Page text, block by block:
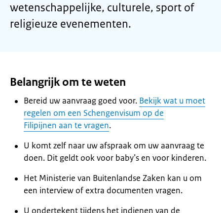
wetenschappelijke, culturele, sport of
religieuze evenementen.
Belangrijk om te weten
Bereid uw aanvraag goed voor. Bekijk wat u moet
regelen om een Schengenvisum op de
Filipijnen aan te vragen.
U komt zelf naar uw afspraak om uw aanvraag te
doen. Dit geldt ook voor baby’s en voor kinderen.
Het Ministerie van Buitenlandse Zaken kan u om
een interview of extra documenten vragen.
U ondertekent tijdens het indienen van de